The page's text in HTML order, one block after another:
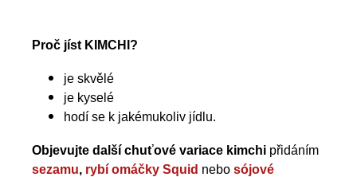
Proč jíst KIMCHI?
je skvělé
je kyselé
hodí se k jakémukoliv jídlu.
Objevujte další chuťové variace kimchi přidáním
sezamu, rybí omáčky Squid nebo sójové